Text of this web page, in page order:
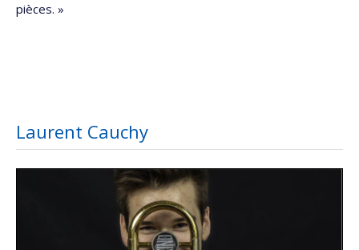
pièces. »
Laurent Cauchy